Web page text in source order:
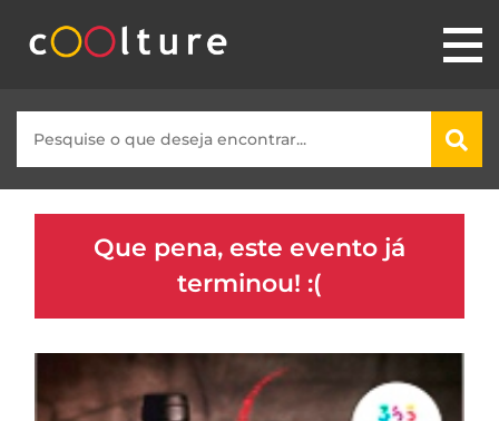
Que pena, este evento já
terminou! :(